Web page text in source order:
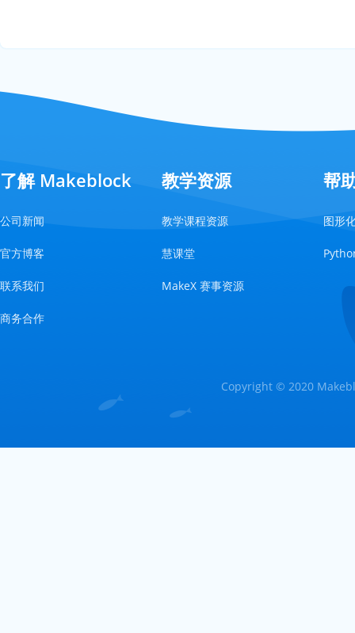
了解 Makeblock
公司新闻
官方博客
联系我们
商务合作
教学资源
教学课程资源
慧课堂
MakeX 赛事资源
帮
图形
Copyright © 2020